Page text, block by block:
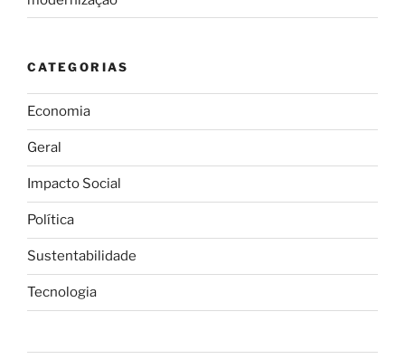
CATEGORIAS
Economia
Geral
Impacto Social
Política
Sustentabilidade
Tecnologia